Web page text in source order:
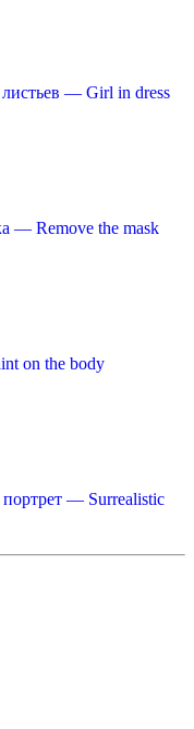
— Girl in dress
— Remove the mask
on the body
— Surrealistic